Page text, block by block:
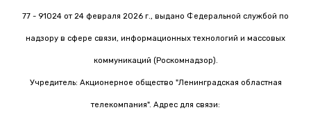
77 - 91024 от 24 февраля 2026 г., выдано Федеральной службой по
надзору в сфере связи, информационных технологий и массовых
коммуникаций (Роскомнадзор).
Учредитель: Акционерное общество "Ленинградская областная
телекомпания". Адрес для связи: